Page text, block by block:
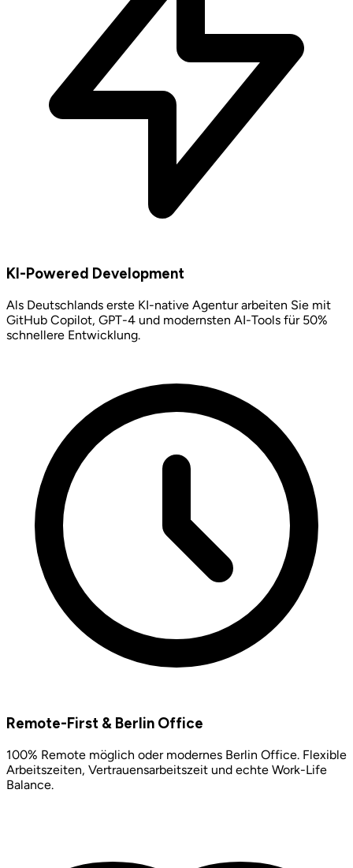
KI-Powered Development
Als Deutschlands erste KI-native Agentur arbeiten Sie mit
GitHub Copilot, GPT-4 und modernsten AI-Tools für 50%
schnellere Entwicklung.
Remote-First & Berlin Office
100% Remote möglich oder modernes Berlin Office. Flexible
Arbeitszeiten, Vertrauensarbeitszeit und echte Work-Life
Balance.